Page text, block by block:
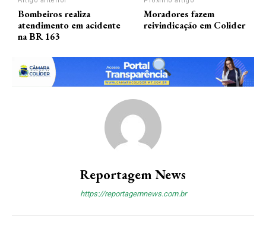
Bombeiros realiza
atendimento em acidente
na BR 163
Moradores fazem
reivindicação em Colider
Reportagem News
https://reportagemnews.com.br